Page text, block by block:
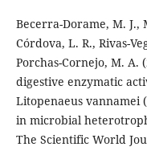
Becerra-Dorame, M. J.,
Córdova, L. R., Rivas-
Porchas-Cornejo, M. A.
digestive enzymatic
Litopenaeus vannamei
in microbial
The Scientific World